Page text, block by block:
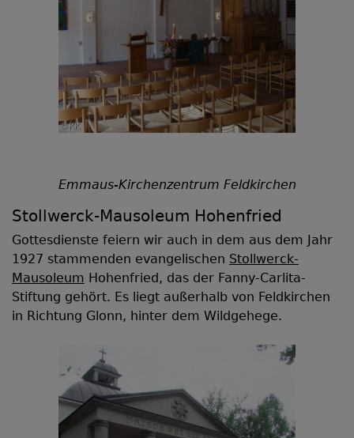
Emmaus-Kirchenzentrum Feldkirchen
Stollwerck-Mausoleum Hohenfried
Gottesdienste feiern wir auch in dem aus dem Jahr
1927 stammenden evangelischen Stollwerck-
Mausoleum Hohenfried, das der Fanny-Carlita-
Stiftung gehört. Es liegt außerhalb von Feldkirchen
in Richtung Glonn, hinter dem Wildgehege.